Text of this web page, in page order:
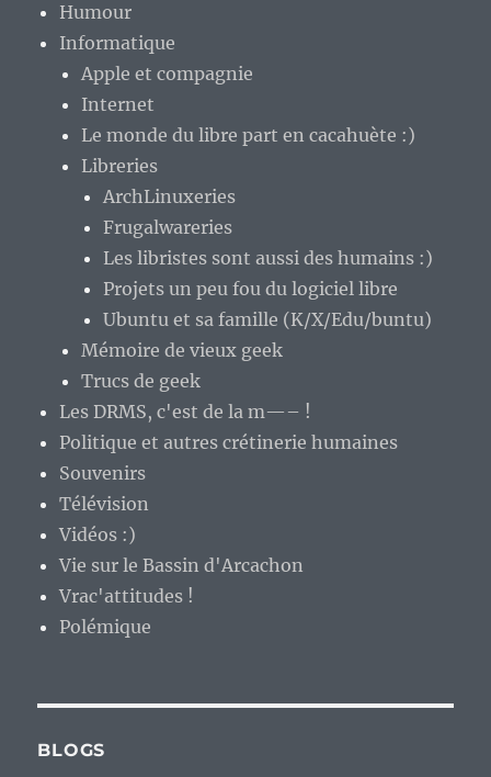
Humour
Informatique
Apple et compagnie
Internet
Le monde du libre part en cacahuète :)
Libreries
ArchLinuxeries
Frugalwareries
Les libristes sont aussi des humains :)
Projets un peu fou du logiciel libre
Ubuntu et sa famille (K/X/Edu/buntu)
Mémoire de vieux geek
Trucs de geek
Les DRMS, c'est de la m—– !
Politique et autres crétinerie humaines
Souvenirs
Télévision
Vidéos :)
Vie sur le Bassin d'Arcachon
Vrac'attitudes !
Polémique
BLOGS